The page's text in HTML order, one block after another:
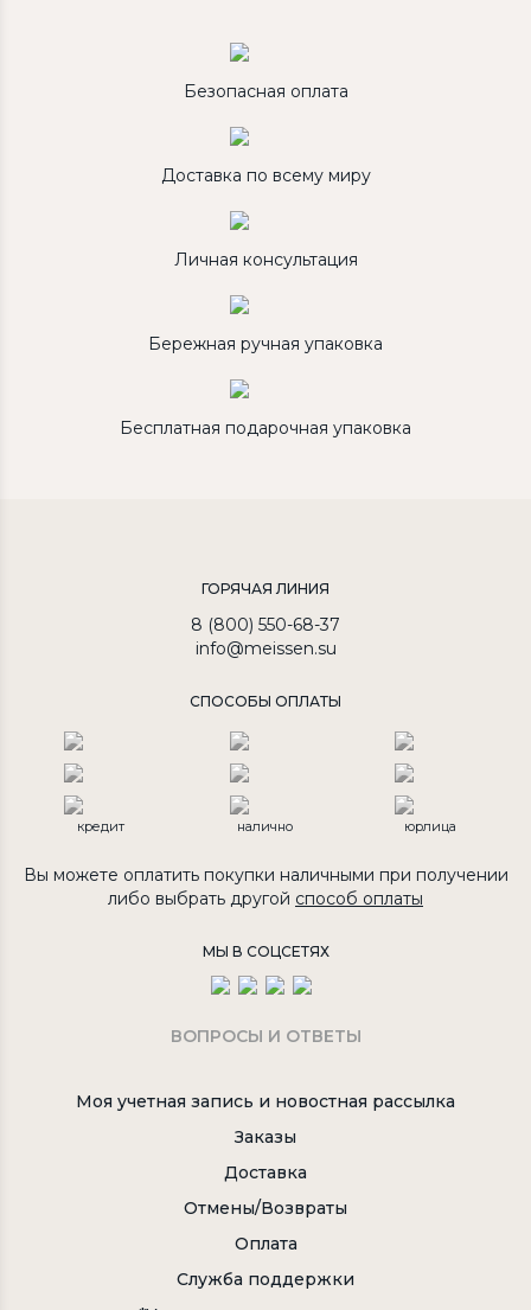
Безопасная оплата
Доставка по всему миру
Личная консультация
Бережная ручная упаковка
Бесплатная подарочная упаковка
ГОРЯЧАЯ ЛИНИЯ
8 (800) 550-68-37
info@meissen.su
СПОСОБЫ ОПЛАТЫ
кредит налично юрлица
Вы можете оплатить покупки наличными при получении
либо выбрать другой способ оплаты
МЫ В СОЦСЕТЯХ
ВОПРОСЫ И ОТВЕТЫ
Моя учетная запись и новостная рассылка
Заказы
Доставка
Отмены/Возвраты
Оплата
Служба поддержки